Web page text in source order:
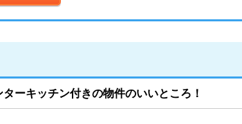
ターキッチン付きの物件のいいところ！